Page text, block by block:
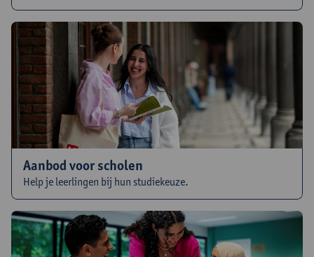
Aanbod voor scholen
Help je leerlingen bij hun studiekeuze.